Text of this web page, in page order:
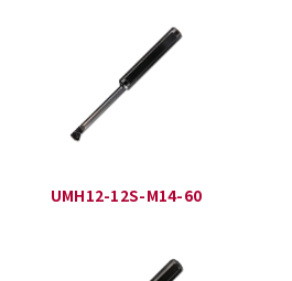
UMH12-12S-M14-60